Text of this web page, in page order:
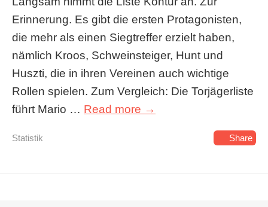
Erinnerung. Es gibt die ersten Protagonisten,
die mehr als einen Siegtreffer erzielt haben,
nämlich Kroos, Schweinsteiger, Hunt und
Huszti, die in ihren Vereinen auch wichtige
Rollen spielen. Zum Vergleich: Die Torjägerliste
führt Mario … Read more →
Statistik Share